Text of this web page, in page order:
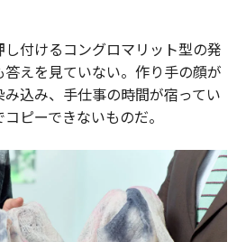
付けるコングロマリット型の発
えを見ていない。作り手の顔が
込み、手仕事の時間が宿ってい
ピーできないものだ。